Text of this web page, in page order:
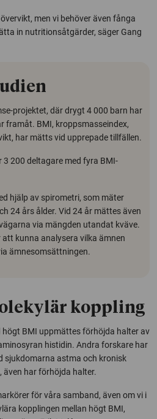
men vi behöver även fånga
in nutritionsåtgärder, säger Gang
projektet, där drygt 4 000 barn har
framåt. BMI, kroppsmasseindex,
har mätts vid upprepade tillfällen.
3 200 deltagare med fyra BMI-
hjälp av spirometri, som mäter
24 års ålder. Vid 24 år mättes även
via mängden utandat kväve.
kunna analysera vilka ämnen
ämnesomsättningen.
koppling
BMI uppmättes förhöjda halter av
histidin. Andra forskare har
sjukdomarna astma och kronisk
har förhöjda halter.
för våra samband, även om vi i
kopplingen mellan högt BMI,